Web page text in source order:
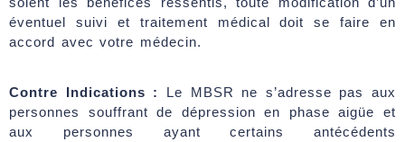
éventuel suivi et traitement médical doit se faire en
accord avec votre médecin.
Contre Indications :
Le MBSR ne s’adresse pas aux
personnes souffrant de dépression en phase aigüe et
aux personnes ayant certains antécédents